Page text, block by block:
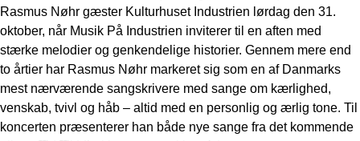
Rasmus Nøhr gæster Kulturhuset Industrien lørdag den 31.
oktober, når Musik På Industrien inviterer til en aften med
stærke melodier og genkendelige historier. Gennem mere end
to årtier har Rasmus Nøhr markeret sig som en af Danmarks
mest nærværende sangskrivere med sange om kærlighed,
venskab, tvivl og håb – altid med en personlig og ærlig tone. Til
koncerten præsenterer han både nye sange fra det kommende